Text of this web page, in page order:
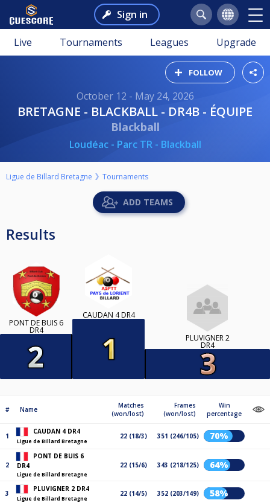
Sign in
Live Tournaments Leagues Upgrade
FOLLOW
October 12 - May 24, 2026
BRETAGNE - BLACKBALL - DR4B - ÉQUIPE
Blackball
Loudéac - Parc TR - Blackball
Ligue de Billard Bretagne Tournaments
ADD TEAMS
Results
PONT DE BUIS 6
DR4
CAUDAN 4 DR4
PLUVIGNER 2
DR4
# Name
Matches
(won/lost)
Frames
(won/lost)
Win
percentage
1
CAUDAN 4 DR4
Ligue de Billard Bretagne
22 (18/3) 351 (246/105) 70%
2
PONT DE BUIS 6
DR4
Ligue de Billard Bretagne
22 (15/6) 343 (218/125) 64%
3
PLUVIGNER 2 DR4
Ligue de Billard Bretagne
22 (14/5) 352 (203/149) 58%